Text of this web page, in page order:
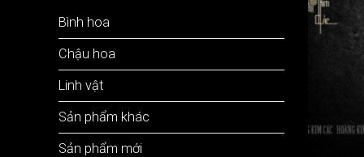
Bình hoa
Chậu hoa
Linh vật
Sản phẩm khác
Sản phẩm mới